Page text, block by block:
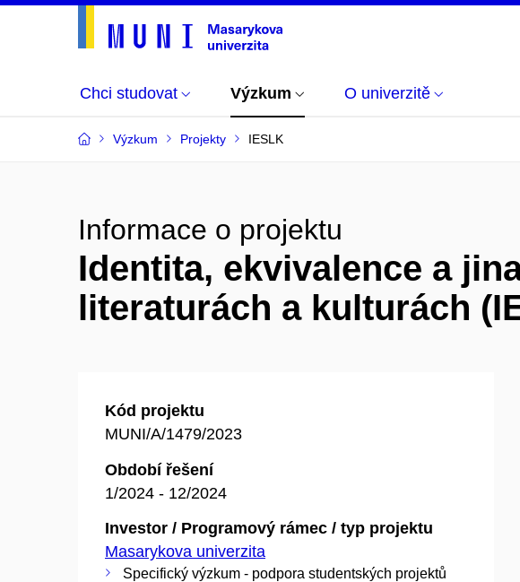
Chci studovat Výzkum O univerzitě
Výzkum Projekty IESLK
Informace o projektu
Identita, ekvivalence a
literaturách a kulturách
Kód projektu
MUNI/A/1479/2023
Období řešení
1/2024 - 12/2024
Investor / Programový rámec / typ projektu
Masarykova univerzita
Specifický výzkum - podpora studentských projektů